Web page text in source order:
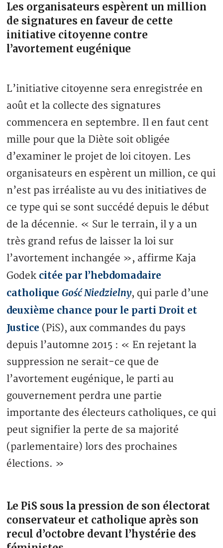
Les organisateurs espèrent un million
de signatures en faveur de cette
initiative citoyenne contre
l’avortement eugénique
L’initiative citoyenne sera enregistrée en
août et la collecte des signatures
commencera en septembre. Il en faut cent
mille pour que la Diète soit obligée
d’examiner le projet de loi citoyen. Les
organisateurs en espèrent un million, ce qui
n’est pas irréaliste au vu des initiatives de
ce type qui se sont succédé depuis le début
de la décennie. « Sur le terrain, il y a un
très grand refus de laisser la loi sur
l’avortement inchangée », affirme Kaja
Godek citée par l’hebdomadaire
catholiqueGość Niedzielny, qui parle d’une
deuxième chance pour le parti Droit et
Justice (PiS), aux commandes du pays
depuis l’automne 2015 : « En rejetant la
suppression ne serait-ce que de
l’avortement eugénique, le parti au
gouvernement perdra une partie
importante des électeurs catholiques, ce qui
peut signifier la perte de sa majorité
(parlementaire) lors des prochaines
élections. »
Le PiS sous la pression de son électorat
conservateur et catholique après son
recul d’octobre devant l’hystérie des